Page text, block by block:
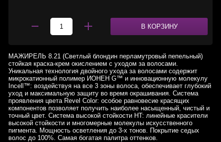
В КОРЗИНУ
МАЖИРЕЛЬ 8.21 (Светлый блондин перламутровый пепельный)
стойкая краска-крем окислением с уходом за волосами.
Уникальная технология двойного ухода за волосами содержит
микрокатионный полимер ИОНЕН G™ и инновационную молекулу
Incell™: воздействуя на все 3 зоны волоса, обеспечивает глубокий
уход и максимальную защиту во время окрашивания. Система
проявления цвета Revel Color: особое равновесие красящих
компонентов позволяет получить наиболее насыщенный, чистый и
точный цвет. Система высокой стойкости HT: линейные красители
высокой стойкости и многомерные молекулы искусственного
пигмента. Мощность осветления до 3-х тонов. Покрытие седых
волос до 100%. Самая богатая палитра оттенков.